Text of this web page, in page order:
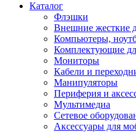
Каталог
Флэшки
Внешние жесткие
Компьютеры,
Комплектующие
Мониторы
Кабели и
Манипуляторы
Периферия и
Мультимедиа
Сетевое
Аксессуары для